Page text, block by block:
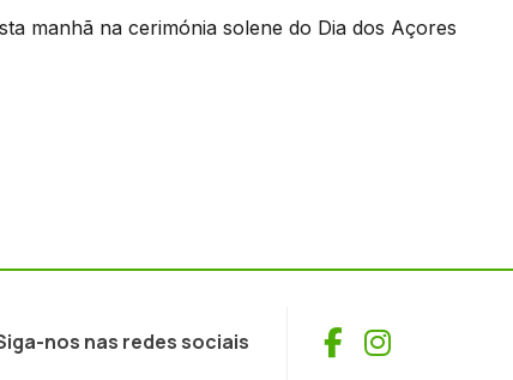
manhã na cerimónia solene do Dia dos Açores
nos nas redes sociais Facebook
Instagram